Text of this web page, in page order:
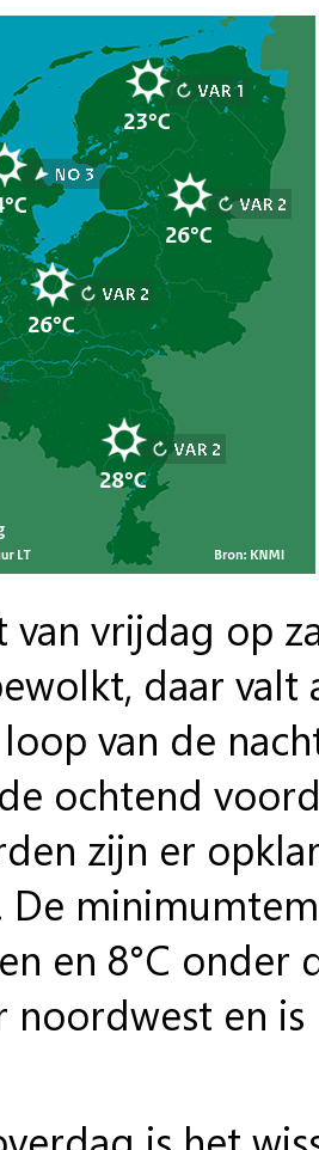
van vrijdag op
daar
van de
ochtend
zijn er
en 8°C
noordwest en